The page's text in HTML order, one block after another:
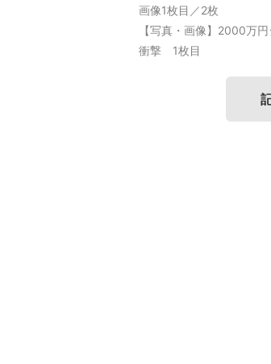
画像1枚目／2枚
【写真・画像】2000万
衝撃 1枚目